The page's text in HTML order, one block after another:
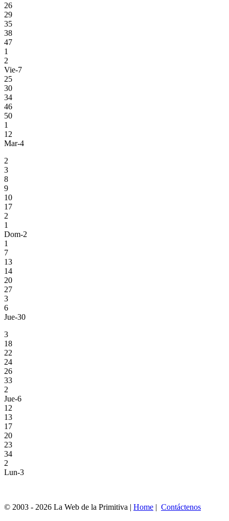
26
29
35
38
47
1
2
Vie-7
25
30
34
46
50
1
12
Mar-4
2
3
8
9
10
17
2
1
Dom-2
1
7
13
14
20
27
3
6
Jue-30
3
18
22
24
26
33
2
Jue-6
12
13
17
20
23
34
2
Lun-3
© 2003 - 2026 La Web de la Primitiva | Home | Contáctenos